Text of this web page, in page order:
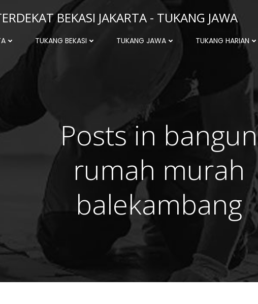
BEKASI JAKARTA - TUKANG JAWA
TUKANG BEKASI TUKANG JAWA TUKANG HARIAN
Posts in bangun
rumah murah
balekambang